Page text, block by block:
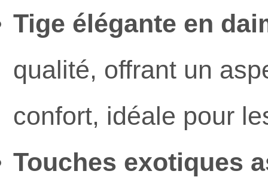
Tige élégante en
qualité, offrant un
confort, idéale pour
Touches exotiques